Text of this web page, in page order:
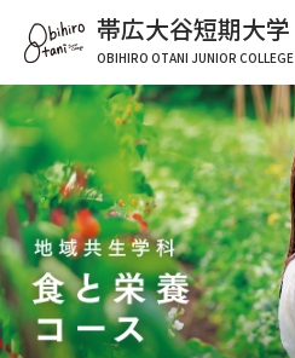
帯広大谷短期大学
OBIHIRO OTANI JUNIOR COLLEGE